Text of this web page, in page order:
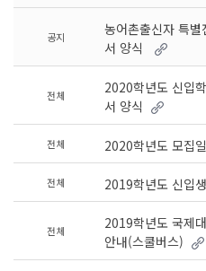
공지
농어촌출신자 특별
서 양식
전체
2020학년도 신입
서 양식
전체 2020학년도 모집
전체 2019학년도 신입
전체
2019학년도 국제
안내(스쿨버스)